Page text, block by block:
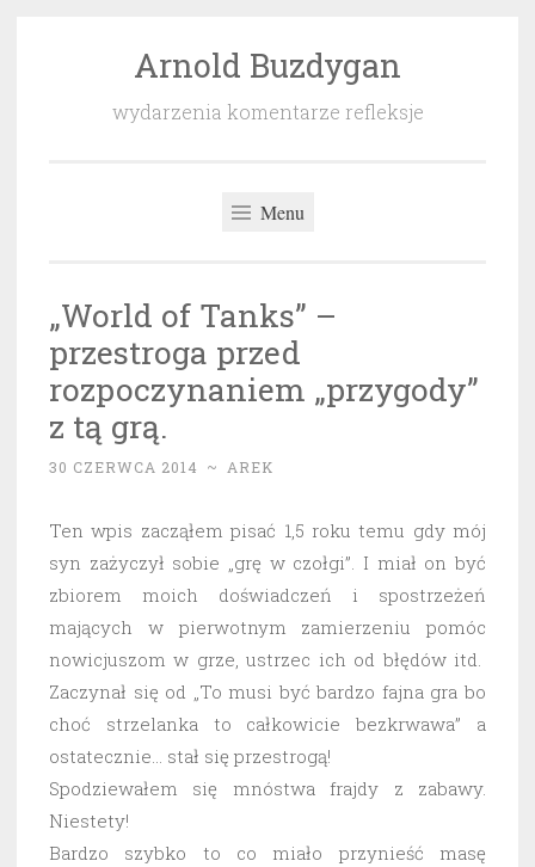
Arnold Buzdygan
wydarzenia komentarze refleksje
Menu
„World of Tanks” –
przestroga przed
rozpoczynaniem „przygody”
z tą grą.
30 CZERWCA 2014 ~ AREK
Ten wpis zacząłem pisać 1,5 roku temu gdy mój
syn zażyczył sobie „grę w czołgi”. I miał on być
zbiorem moich doświadczeń i spostrzeżeń
mających w pierwotnym zamierzeniu pomóc
nowicjuszom w grze, ustrzec ich od błędów itd.
Zaczynał się od „To musi być bardzo fajna gra bo
choć strzelanka to całkowicie bezkrwawa” a
ostatecznie… stał się przestrogą!
Spodziewałem się mnóstwa frajdy z zabawy.
Niestety!
Bardzo szybko to co miało przynieść masę